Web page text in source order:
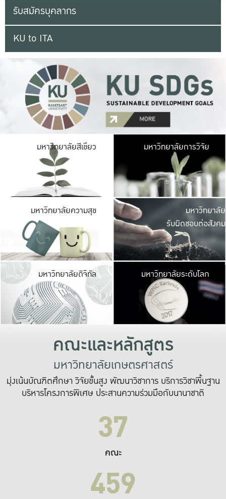
รับสมัครบุคลากร
KU to ITA
มหาวิทยาลัยสีเขียว มหาวิ
มีพื้นที่เขียวสดใส
เป็นป่าในเมือง เกษต
มหาวิทยาลัยการวิจัย
มหาวิทยาลัยความสุข มหาวิ
ค
เปิดประ
และพบเรื่องราวใ
มหาวิทยาลัย
รับผิดชอบต่อสังคม
มหาวิทยาลัยดิจิทัล มหาวิ
เปลี่ยนแปลง แล
เพื่อทำง
ระบบสารสนเทศ
มหาวิทยาลัยระดับโลก
คณะและหลักสูตร
มหาวิทยาลัยเกษตรศาสตร์
มุ่งเน้นบัณฑิตศึกษา วิจัยขั้นสูง พัฒนาวิชาการ บริการวิชาพื้นฐาน
บริหารโครงการพิเศษ ประสานความร่วมมือกับนานาชาติ
37
คณะ
459